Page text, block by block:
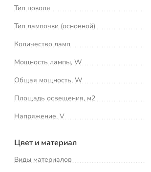
Тип цоколя
Тип лампочки (основной)
Количество ламп
Мощность лампы, W
Общая мощность, W
Площадь освещения, м2
Напряжение, V
Цвет и материал
Виды материалов